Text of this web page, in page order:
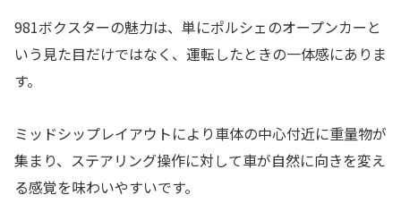
981ボクスターの魅力は、単にポルシェのオープンカーと
いう見た目だけではなく、運転したときの一体感にありま
す。
ミッドシップレイアウトにより車体の中心付近に重量物が
集まり、ステアリング操作に対して車が自然に向きを変え
る感覚を味わいやすいです。